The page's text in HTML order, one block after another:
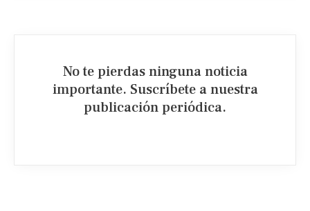
No te pierdas ninguna noticia
importante. Suscríbete a nuestra
publicación periódica.​